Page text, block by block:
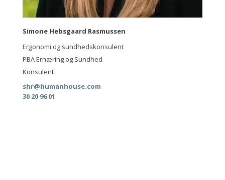
Simone Hebsgaard Rasmussen
Ergonomi og sundhedskonsulent
PBA Ernæring og Sundhed
Konsulent
shr@humanhouse.com
30 20 96 01